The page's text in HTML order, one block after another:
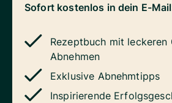
Sofort kostenlos in dein E-
Rezeptbuch mit leckeren
Abnehmen
Exklusive Abnehmtipps
Inspirierende